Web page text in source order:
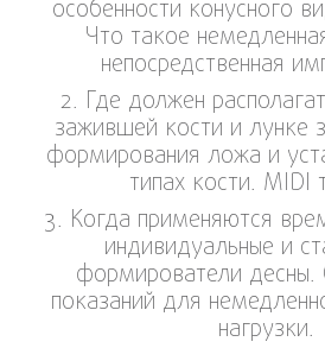
особенности конусного
Что такое
непосредственная
2. Где должен
зажившей кости и лунке
формирования ложа и
типах кости. MIDI
3. Когда применяются
индивидуальные и
формирователи десны.
показаний для
нагрузки.